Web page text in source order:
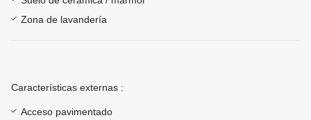
Zona de lavandería
Características externas :
Acceso pavimentado